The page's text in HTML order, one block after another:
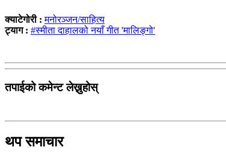
क्याटेगोरी :मनोरञ्जन/साहित्य
ट्याग : #स्मीता दाहालको नयाँ गीत 'मालिङ्गो'
तपाईको कमेन्ट लेख्नुहोस्
थप समाचार